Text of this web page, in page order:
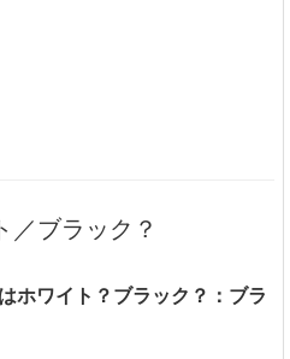
／ブラック？
ホワイト？ブラック？：ブラ